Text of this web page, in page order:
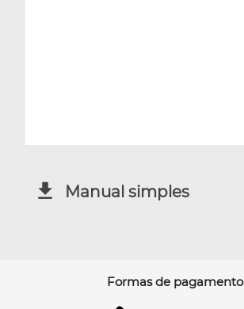
Manual simples
Formas de pagamento